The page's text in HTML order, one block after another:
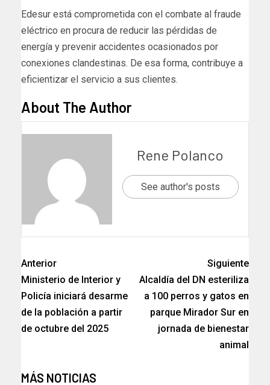
Edesur está comprometida con el combate al fraude
eléctrico en procura de reducir las pérdidas de
energía y prevenir accidentes ocasionados por
conexiones clandestinas. De esa forma, contribuye a
eficientizar el servicio a sus clientes.
About The Author
Rene Polanco
See author's posts
Anterior
Ministerio de Interior y
Policía iniciará desarme
de la población a partir
de octubre del 2025
Siguiente
Alcaldía del DN esteriliza
a 100 perros y gatos en
parque Mirador Sur en
jornada de bienestar
animal
MÁS NOTICIAS